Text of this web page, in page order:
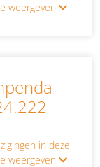
weergeven
in deze
weergeven